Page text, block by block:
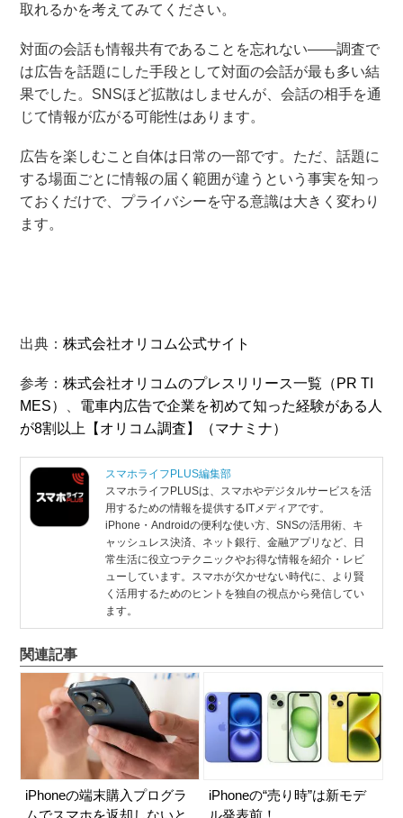
取れるかを考えてみてください。
対面の会話も情報共有であることを忘れない――調査で
は広告を話題にした手段として対面の会話が最も多い結
果でした。SNSほど拡散はしませんが、会話の相手を通
じて情報が広がる可能性はあります。
広告を楽しむこと自体は日常の一部です。ただ、話題に
する場面ごとに情報の届く範囲が違うという事実を知っ
ておくだけで、プライバシーを守る意識は大きく変わり
ます。
出典：株式会社オリコム公式サイト
参考：株式会社オリコムのプレスリリース一覧（PR TI
MES）
電車内広告で企業を初めて知った経験がある人
が8割以上【オリコム調査】（マナミナ）
スマホライフPLUS編集部
スマホライフPLUSは、スマホやデジタルサービスを活
用するための情報を提供するITメディアです。
iPhone・Androidの便利な使い方、SNSの活用術、キ
ャッシュレス決済、ネット銀行、金融アプリなど、日
常生活に役立つテクニックやお得な情報を紹介・レビ
ューしています。スマホが欠かせない時代に、より賢
く活用するためのヒントを独自の視点から発信してい
ます。
関連記事
iPhoneの端末購入プログラ
ムでスマホを返却しないと
iPhoneの“売り時”は新モデ
ル発表前！